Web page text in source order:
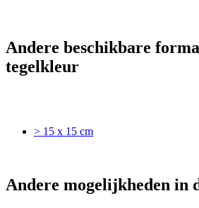
Andere beschikbare
tegelkleur
> 15 x 15 cm
Andere mogelijkheden in